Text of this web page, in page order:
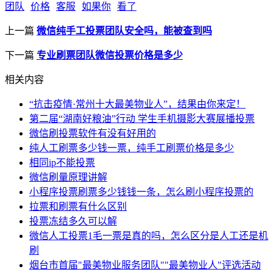
团队 价格 客服 如果你 看了
上一篇 微信纯手工投票团队安全吗，能被查到吗
下一篇 专业刷票团队微信投票价格是多少
相关内容
“抗击疫情·常州十大最美物业人”，结果由你来定！
第二届“湖南好粮油”行动 学生手机摄影大赛展播投票
微信刷投票软件有没有好用的
纯人工刷票多少钱一票，纯手工刷票价格是多少
相同ip不能投票
微信刷量原理讲解
小程序投票刷票多少钱钱一条，怎么刷小程序投票的
拉票和刷票有什么区别
投票冻结多久可以解
微信人工投票1毛一票是真的吗，怎么区分是人工还是机
刷
烟台市首届"最美物业服务团队""最美物业人"评选活动